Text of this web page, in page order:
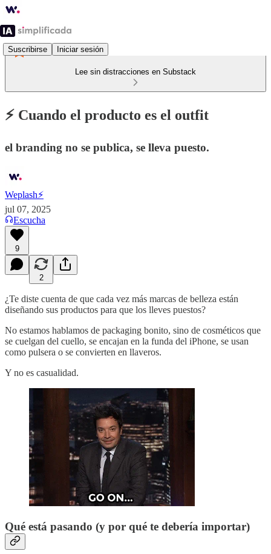
Suscribirse Iniciar sesión
Lee sin distracciones en Substack
⚡️ Cuando el producto es el outfit
el branding no se publica, se lleva puesto.
Weplash⚡️
jul 07, 2025
Escucha
9
2
¿Te diste cuenta de que cada vez más marcas de belleza están
diseñando sus productos para que los lleves puestos?
No estamos hablamos de packaging bonito, sino de cosméticos que
se cuelgan del cuello, se encajan en la funda del iPhone, se usan
como pulsera o se convierten en llaveros.
Y no es casualidad.
Qué está pasando (y por qué te debería importar)